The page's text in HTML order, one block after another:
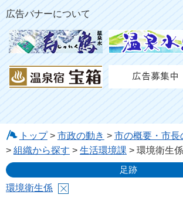
広告バナーについて
トップ> 市政の動き > 市の概要・市長
> 組織から探す > 生活環境課 > 環境衛生係
足跡
環境衛生係